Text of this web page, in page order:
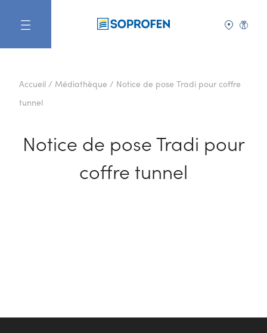
Accueil/ Médiathèque / Notice de pose Tradi pour coffre
tunnel
Notice de pose Tradi pour
coffre tunnel